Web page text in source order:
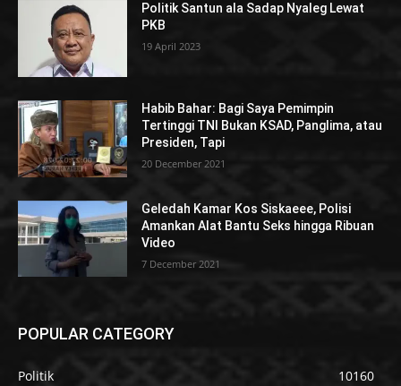
Politik Santun ala Sadap Nyaleg Lewat
PKB
19 April 2023
Habib Bahar: Bagi Saya Pemimpin
Tertinggi TNI Bukan KSAD, Panglima, atau
Presiden, Tapi
20 December 2021
Geledah Kamar Kos Siskaeee, Polisi
Amankan Alat Bantu Seks hingga Ribuan
Video
7 December 2021
POPULAR CATEGORY
Politik
10160